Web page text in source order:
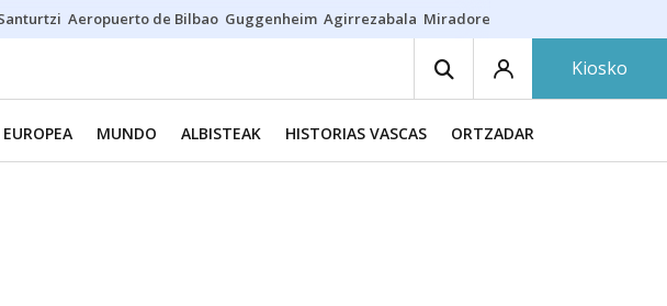
Aeropuerto de Bilbao Guggenheim Agirrezabala Miradores en Bilbao
Kiosko
MUNDO ALBISTEAK HISTORIAS VASCAS ORTZADAR